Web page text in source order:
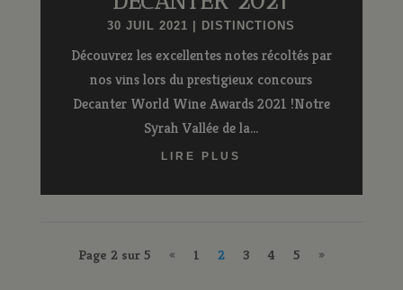
30 JUIL 2021 | DISTINCTIONS
Découvrez les excellentes notes récoltés par
nos vins lors du prestigieux concours
Decanter World Wine Awards 2021 !Notre
Syrah Vallée de la...
LIRE PLUS
Page 2 sur 5 « 1 2 3 4 5 »